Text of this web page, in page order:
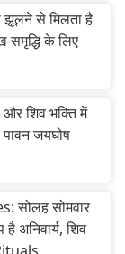
से मिलता है
के लिए
शिव भक्ति में
पावन जयघोष
सोलह सोमवार
अनिवार्य, शिव